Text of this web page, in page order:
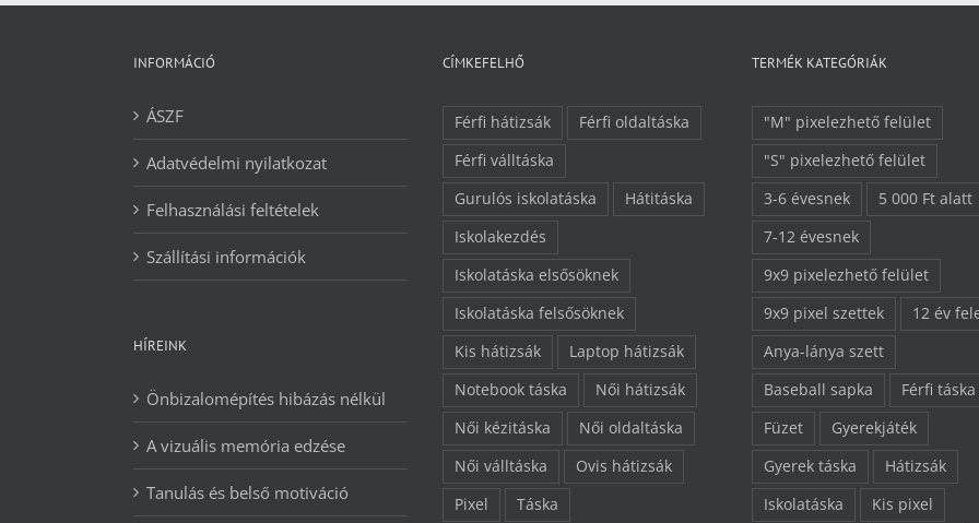
INFORMÁCIÓ
ÁSZF
Adatvédelmi nyilatkozat
Felhasználási feltételek
Szállítási információk
HÍREINK
Önbizalomépítés hibázás nélkül
A vizuális memória edzése
Tanulás és belső motiváció
CÍMKEFELHŐ
Férfi hátizsák
Férfi oldaltáska
Férfi válltáska
Gurulós iskolatáska
Hátitáska
Iskolakezdés
Iskolatáska elsősöknek
Iskolatáska felsősöknek
Kis hátizsák
Laptop hátizsák
Notebook táska
Női hátizsák
Női kézitáska
Női oldaltáska
Női válltáska
Ovis hátizsák
Pixel
Táska
TERMÉK KATEGÓRIÁK
"M" pixelezhető felület
"S" pixelezhető felület
3-6 évesnek
5 000 Ft alatt
7-12 évesnek
9x9 pixelezhető felület
9x9 pixel szettek
12 év
Anya-lánya szett
Baseball sapka
Férfi táska
Füzet
Gyerekjáték
Gyerek táska
Hátizsák
Iskolatáska
Kis pixel